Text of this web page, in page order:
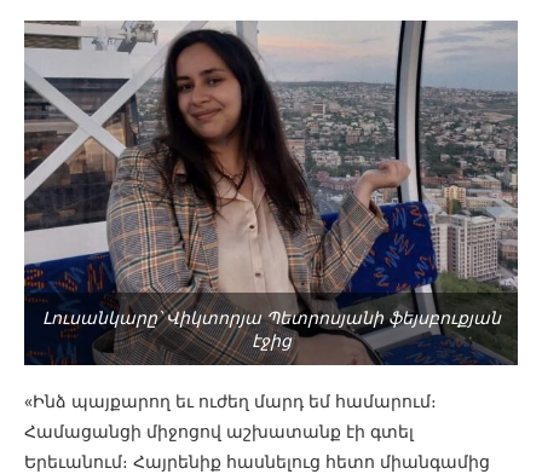
Լուսանկարը՝ Վիկտորյա Պետրոսյանի ֆեյսբուքյան
էջից
«Ինձ պայքարող եւ ուժեղ մարդ եմ համարում։
Համացանցի միջոցով աշխատանք էի գտել
Երեւանում։ Հայրենիք հասնելուց հետո միանգամից